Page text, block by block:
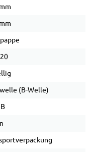
(B-Welle)